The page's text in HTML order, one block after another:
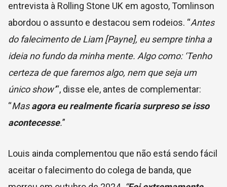
entrevista à Rolling Stone UK em agosto, Tomlinson
abordou o assunto e destacou sem rodeios. “Antes
do falecimento de Liam [Payne], eu sempre tinha a
ideia no fundo da minha mente. Algo como: ‘Tenho
certeza de que faremos algo, nem que seja um
único show’“, disse ele, antes de complementar:
“Masagora eu realmente ficaria surpreso se isso
acontecesse.”
Louis ainda complementou que não está sendo fácil
aceitar o falecimento do colega de banda, que